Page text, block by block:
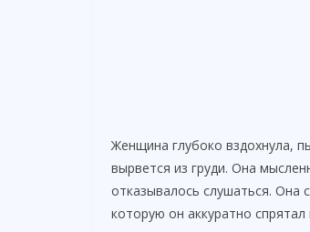
Женщина глубоко вздохнула,
вырвется из груди. Она
отказывалось слушаться. Она
которую он аккуратно спрятал